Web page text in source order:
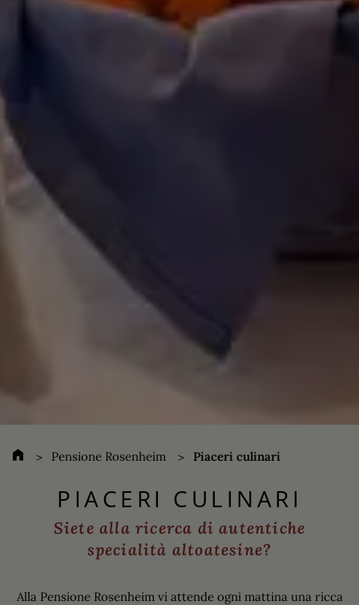
Pensione Rosenheim Piaceri culinari
PIACERI CULINARI
Siete alla ricerca di autentiche
specialità altoatesine?
Alla Pensione Rosenheim vi attende ogni mattina una ricca